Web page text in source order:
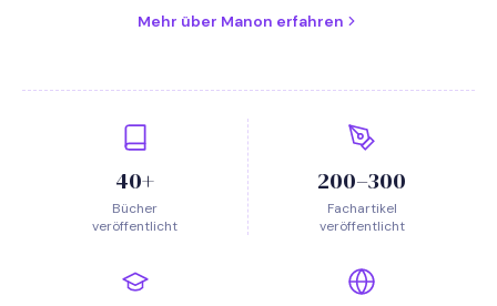
Mehr über Manon erfahren
40+
Bücher
veröffentlicht
200–300
Fachartikel
veröffentlicht